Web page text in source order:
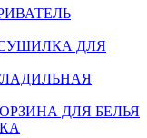
ДЛЯ
ДЛЯ БЕЛЬЯ